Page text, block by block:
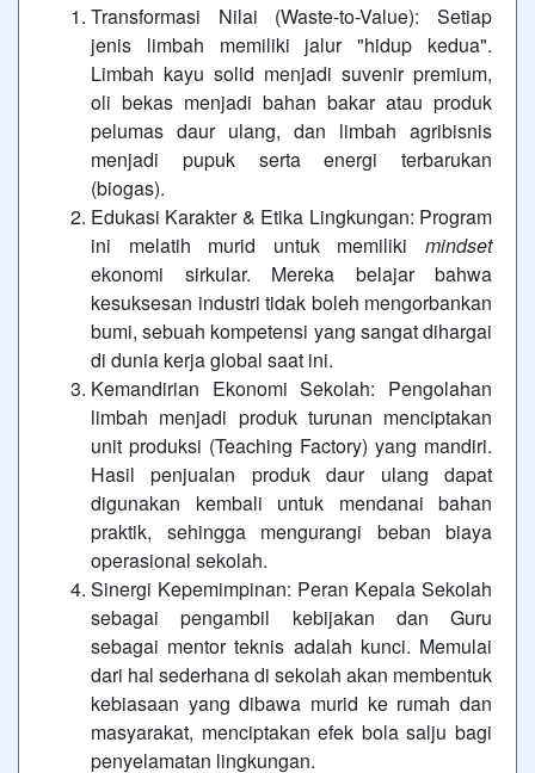
Transformasi Nilai (Waste-to-Value): Setiap
jenis limbah memiliki jalur "hidup kedua".
Limbah kayu solid menjadi suvenir premium,
oli bekas menjadi bahan bakar atau produk
pelumas daur ulang, dan limbah agribisnis
menjadi pupuk serta energi terbarukan
(biogas).
Edukasi Karakter & Etika Lingkungan: Program
ini melatih murid untuk memiliki mindset
ekonomi sirkular. Mereka belajar bahwa
kesuksesan industri tidak boleh mengorbankan
bumi, sebuah kompetensi yang sangat dihargai
di dunia kerja global saat ini.
Kemandirian Ekonomi Sekolah: Pengolahan
limbah menjadi produk turunan menciptakan
unit produksi (Teaching Factory) yang mandiri.
Hasil penjualan produk daur ulang dapat
digunakan kembali untuk mendanai bahan
praktik, sehingga mengurangi beban biaya
operasional sekolah.
Sinergi Kepemimpinan: Peran Kepala Sekolah
sebagai pengambil kebijakan dan Guru
sebagai mentor teknis adalah kunci. Memulai
dari hal sederhana di sekolah akan membentuk
kebiasaan yang dibawa murid ke rumah dan
masyarakat, menciptakan efek bola salju bagi
penyelamatan lingkungan.